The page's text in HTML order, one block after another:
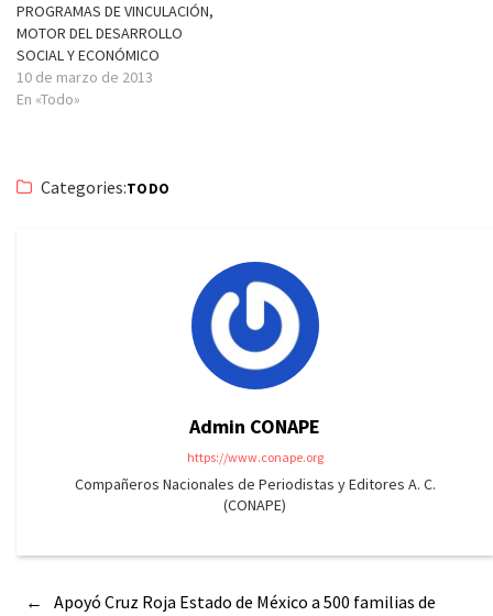
PROGRAMAS DE VINCULACIÓN,
MOTOR DEL DESARROLLO
SOCIAL Y ECONÓMICO
10 de marzo de 2013
En «Todo»
Categories:TODO
Admin CONAPE
https://www.conape.org
Compañeros Nacionales de Periodistas y Editores A. C.
(CONAPE)
←
Apoyó Cruz Roja Estado de México a 500 familias de